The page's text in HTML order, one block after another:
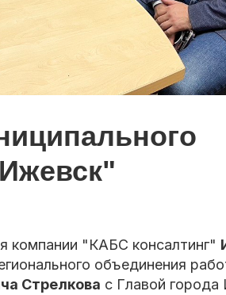
компании "КАБС консалтинг"
объединения
Стрелкова с Главой города